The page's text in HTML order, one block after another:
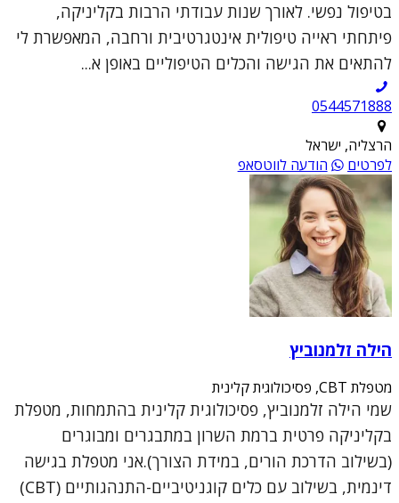
בטיפול נפשי. לאורך שנות עבודתי הרבות בקליניקה,
פיתחתי ראייה טיפולית אינטגרטיבית ורחבה, המאפשרת לי
להתאים את הגישה והכלים הטיפוליים באופן א...
0544571888
הרצליה, ישראל
לפרטים
הודעה לווטסאפ
הילה זלמנוביץ
מטפלת CBT, פסיכולוגית קלינית
שמי הילה זלמנוביץ, פסיכולוגית קלינית בהתמחות, מטפלת
בקליניקה פרטית ברמת השרון במתבגרים ומבוגרים
(בשילוב הדרכת הורים, במידת הצורך).אני מטפלת בגישה
דינמית, בשילוב עם כלים קוגניטיביים-התנהגותיים (CBT)